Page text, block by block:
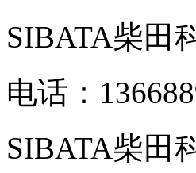
SIBATA柴田
电话：
SIBATA柴田